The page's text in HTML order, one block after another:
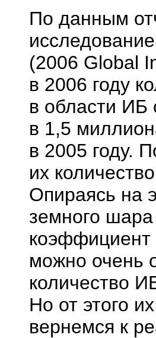
По данным
(2006 Global
в 2006 году
в области ИБ
в 1,5
в 2005 году.
их
Опираясь на
земного
коэффициент
можно очень
количество
Но от этого
вернемся к